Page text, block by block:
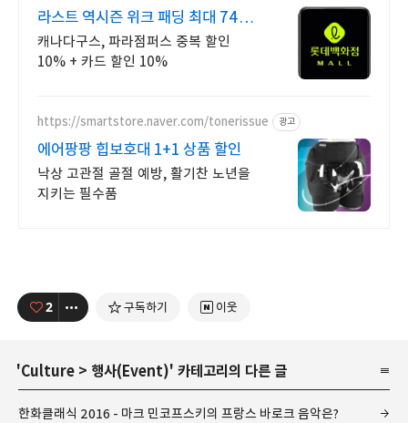
라스트 역시즌 위크 패딩 최대 74%
할인
캐나다구스, 파라점퍼스 중복 할인
10% + 카드 할인 10%
https://smartstore.naver.com/tonerissue 광고
에어팡팡 힙보호대 1+1 상품 할인
낙상 고관절 골절 예방, 활기찬 노년을
지키는 필수품
2 구독하기 이웃
'Culture > 행사(Event)' 카테고리의 다른 글
한화클래식 2016 - 마크 민코프스키의 프랑스 바로크 음악은?